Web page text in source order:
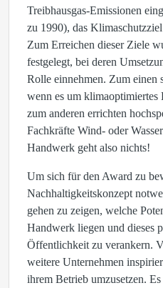
Treibhausgas-Emissionen
zu 1990), das
Zum Erreichen dieser Ziele
festgelegt, bei deren
Rolle einnehmen. Zum einen
wenn es um klimaoptimiertes
zum anderen errichten
Fachkräfte Wind- oder
Handwerk geht also nichts!
Um sich für den Award zu
Nachhaltigkeitskonzept
gehen zu zeigen, welche
Handwerk liegen und dieses
Öffentlichkeit zu verankern.
weitere Unternehmen
ihrem Betrieb umzusetzen.